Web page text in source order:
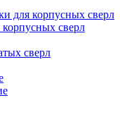
для корпусных сверл
сверл
сверл